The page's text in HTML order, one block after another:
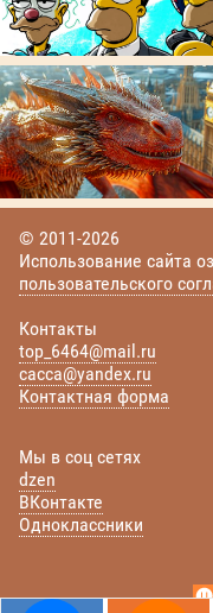
© 2011-2026
Использование сайта
пользовательского
Контакты
top_6464@mail.ru
cacca@yandex.ru
Контактная форма
Мы в соц сетях
dzen
ВКонтакте
Одноклассники